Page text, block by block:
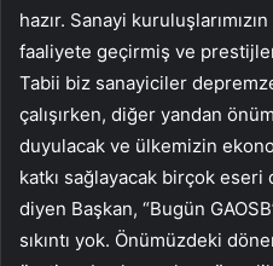
hazır. Sanayi
faaliyete geçirmiş ve
Tabii biz sanayiciler
çalışırken, diğer yandan
duyulacak ve ülkemizin
katkı sağlayacak birçok eseri
diyen Başkan, “Bugün
sıkıntı yok. Önümüzdeki